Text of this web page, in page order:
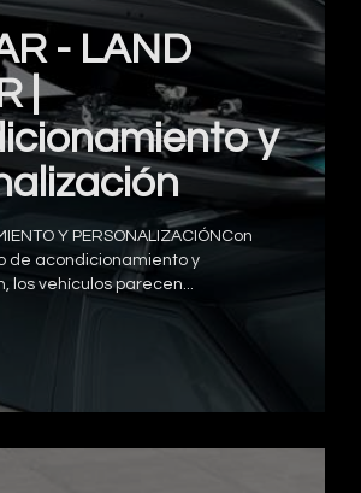
- LAND
|
y
Y PERSONALIZACIÓNCon
de acondicionamiento y
los vehículos parecen...